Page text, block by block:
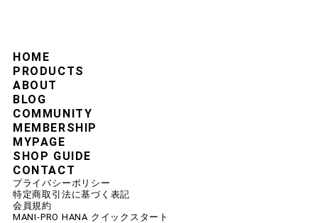
HOME
PRODUCTS
ABOUT
BLOG
COMMUNITY
MEMBERSHIP
MYPAGE
SHOP GUIDE
CONTACT
プライバシーポリシー
特定商取引法に基づく表記
会員規約
MANI-PRO HANA クイックスタート